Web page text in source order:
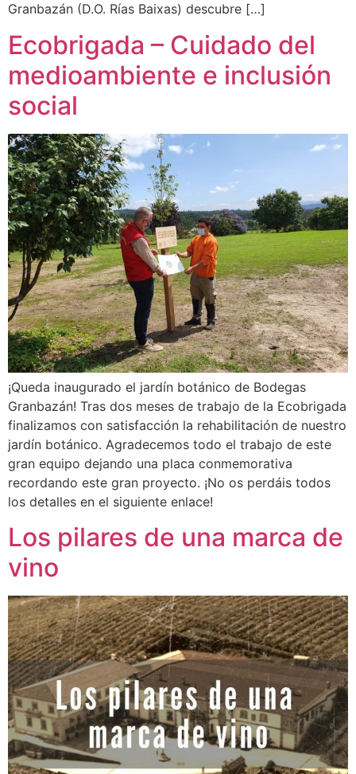
Granbazán (D.O. Rías Baixas) descubre […]
Ecobrigada – Cuidado del
medioambiente e inclusión
social
¡Queda inaugurado el jardín botánico de Bodegas
Granbazán! Tras dos meses de trabajo de la Ecobrigada
finalizamos con satisfacción la rehabilitación de nuestro
jardín botánico. Agradecemos todo el trabajo de este
gran equipo dejando una placa conmemorativa
recordando este gran proyecto. ¡No os perdáis todos
los detalles en el siguiente enlace!
Los pilares de una marca de
vino